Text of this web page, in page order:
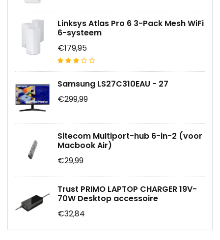
Linksys Atlas Pro 6 3-Pack Mesh WiFi
6-systeem
€179,95
Samsung LS27C310EAU - 27
€299,99
Sitecom Multiport-hub 6-in-2 (voor
Macbook Air)
€29,99
Trust PRIMO LAPTOP CHARGER 19V-
70W Desktop accessoire
€32,84